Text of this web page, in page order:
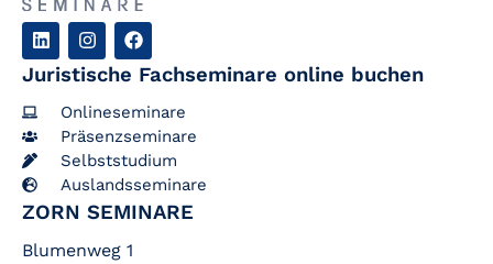
Juristische Fachseminare online buchen
Onlineseminare
Präsenzseminare
Selbststudium
Auslandsseminare
ZORN SEMINARE
Blumenweg 1